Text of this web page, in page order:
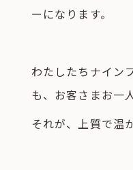
ーになります。
わたしたちナイン
も、お客さまお一
それが、上質で温